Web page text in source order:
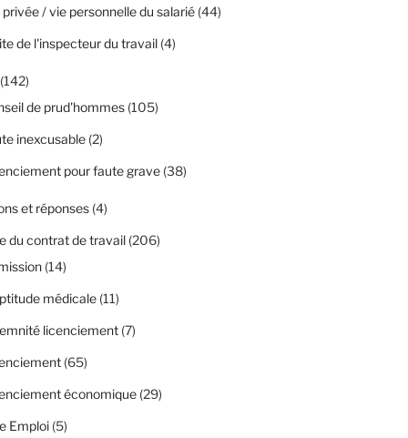
/ vie personnelle du salarié(44)
de l'inspecteur du travail(4)
de prud'hommes(105)
inexcusable(2)
pour faute grave(38)
et réponses(4)
du contrat de travail(206)
(14)
médicale(11)
licenciement(7)
(65)
économique(29)
Emploi(5)